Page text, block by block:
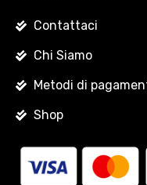
Contattaci
Chi Siamo
Metodi di
Shop